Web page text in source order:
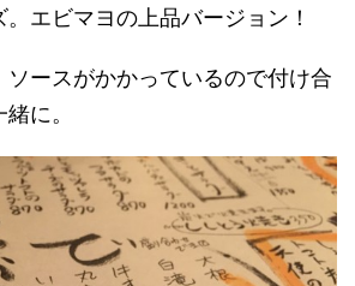
エビマヨの上品バージョン！
ソースがかかっているので付け合
に。